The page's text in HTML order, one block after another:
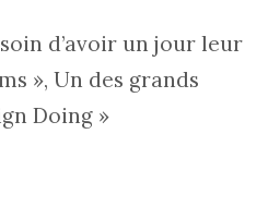
d’avoir un jour leur
», Un des grands
Doing »